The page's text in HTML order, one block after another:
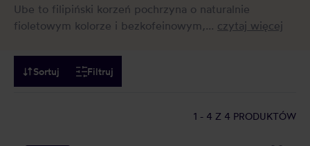
Ube to filipiński korzeń pochrzyna o naturalnie
fioletowym kolorze i bezkofeinowym,... czytaj więcej
Sortuj Filtruj
1 - 4 Z 4 PRODUKTÓW